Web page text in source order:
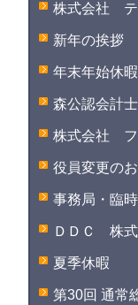
株式会社 テ
新年の挨拶
年末年始休暇
森公認会計
株式会社 フ
役員変更の
事務局・臨
ＤＤＣ 株
夏季休暇
第30回 通常